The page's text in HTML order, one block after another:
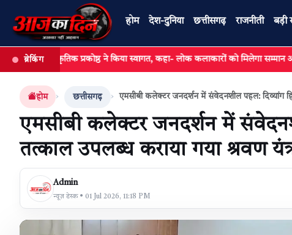
होम देश-दुनिया छत्तीसगढ़ राजनीती बड़ी
खबर खोजें
ब्रेकिंग
प्रकोष्ठ ने किया स्वागत, कहा- लोक कलाकारों को मिलेगा सम्मान और संबल,
होम छत्तीसगढ़ एमसीबी कलेक्टर जनदर्शन में संवेदनशील पहल: दिव्यांग
एमसीबी कलेक्टर जनदर्शन में
तत्काल उपलब्ध कराया गया श्रवण
Admin
न्यूज़ डेस्क • 01 Jul 2026, 11:18 PM